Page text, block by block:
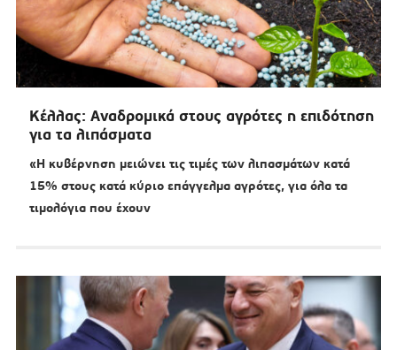
Κέλλας: Αναδρομικά στους αγρότες η επιδότηση
για τα λιπάσματα
«Η κυβέρνηση μειώνει τις τιμές των λιπασμάτων κατά
15% στους κατά κύριο επάγγελμα αγρότες, για όλα τα
τιμολόγια που έχουν